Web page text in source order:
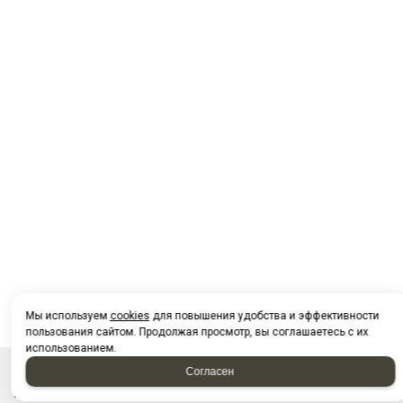
НАПИСАТЬ НАМ
Мы используем cookies для повышения удобства и эффективности
пользования сайтом. Продолжая просмотр, вы соглашаетесь с их
использованием.
Согласен